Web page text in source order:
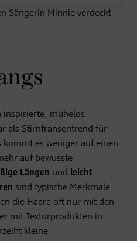
Sängerin Minnie verdeckt
inspirierte, mühelos
als Stirnfransentrend für
kommt es weniger auf einen
auf bewusste
Längen und leicht
sind typische Merkmale.
die Haare oft nur mit den
mit Texturprodukten in
kleine